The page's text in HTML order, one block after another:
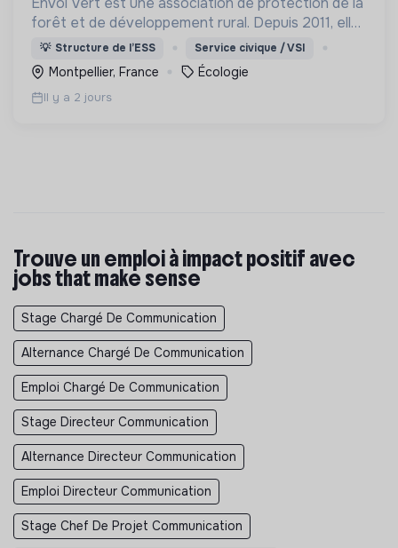
forêt et de développement rural. Depuis 2011, elle
lutte pour la préservation de la forêt et de la
biodiversité en Colombie au Pérou et en France
💡 Structure de l’ESS Service civique / VSI
Montpellier, France Écologie
Il y a 2 jours
Trouve un emploi à impact positif avec
jobs that make sense
Stage Chargé De Communication
Alternance Chargé De Communication
Emploi Chargé De Communication
Stage Directeur Communication
Alternance Directeur Communication
Emploi Directeur Communication
Stage Chef De Projet Communication